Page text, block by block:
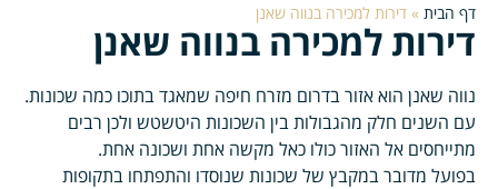
דף הבית » דירות למכירה בנווה שאנן
דירות למכירה בנווה שאנן
נווה שאנן הוא אזור בדרום מזרח חיפה שמאגד בתוכו כמה שכונות.
עם השנים חלק מהגבולות בין השכונות היטשטש ולכן רבים
מתייחסים אל האזור כולו כאל מקשה אחת ושכונה אחת.
בפועל מדובר במקבץ של שכונות שנוסדו והתפתחו בתקופות